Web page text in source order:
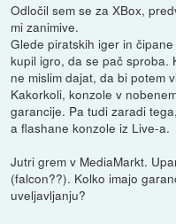
Odločil sem se za XBox,
mi zanimive.
Glede piratskih iger in
kupil igro, da se pač sproba.
ne mislim dajat, da bi potem
Kakorkoli, konzole v
garancije. Pa tudi zaradi
a flashane konzole iz Live-a.
Jutri grem v MediaMarkt.
(falcon??). Kolko imajo
uveljavljanju?